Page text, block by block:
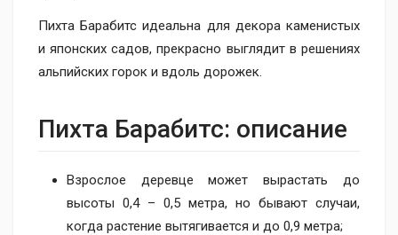
Пихта Барабитс идеальна для декора каменистых
и японских садов, прекрасно выглядит в решениях
альпийских горок и вдоль дорожек.
Пихта Барабитс: описание
Взрослое деревце может вырастать до
высоты 0,4 – 0,5 метра, но бывают случаи,
когда растение вытягивается и до 0,9 метра;